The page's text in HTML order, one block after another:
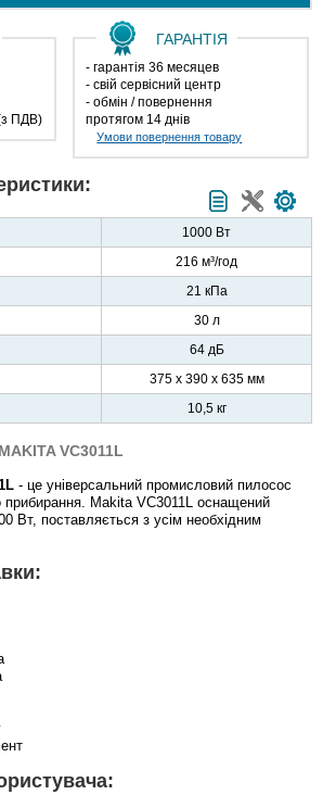
ПДВ)
ГАРАНТІЯ
- гарантія 36 месяцев
- свій сервісний центр
- обмін / повернення
протягом 14 днів
Умови повернення товару
1000 Вт
216 м³/год
21 кПа
30 л
64 дБ
375 x 390 x 635 мм
10,5 кг
VC3011L
- це універсальний промисловий пилосос
прибирання. Makita VC3011L оснащений
Вт, поставляється з усім необхідним